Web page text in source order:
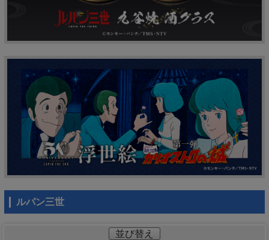
ルパン三世
並び替え